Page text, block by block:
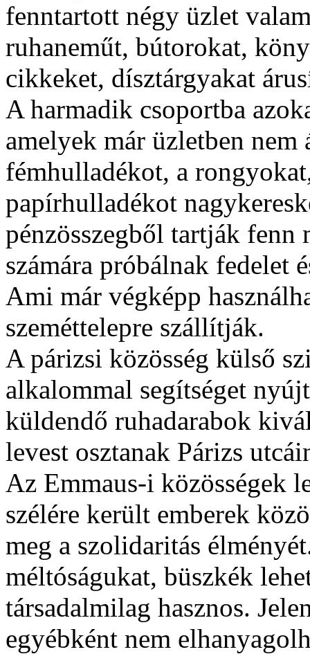
fenntartott négy üzlet
ruhaneműt, bútorokat,
cikkeket, dísztárgyakat
A harmadik csoportba
amelyek már üzletben nem
fémhulladékot, a
papírhulladékot
pénzösszegből tartják fenn
számára próbálnak fedelet
Ami már végképp
szeméttelepre szállítják.
A párizsi közösség külső
alkalommal segítséget
küldendő ruhadarabok
levest osztanak Párizs
Az Emmaus-i közösségek
szélére került emberek
meg a szolidaritás
méltóságukat, büszkék
társadalmilag hasznos.
egyébként nem